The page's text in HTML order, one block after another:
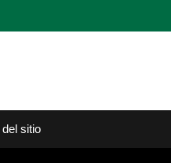
sitio